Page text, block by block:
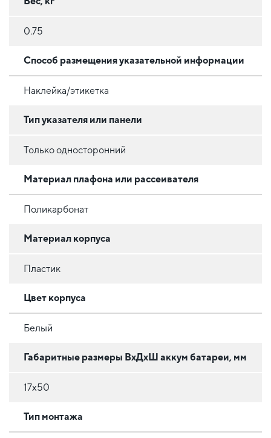
0.75
Способ размещения указательной информации
Наклейка/этикетка
Тип указателя или панели
Только односторонний
Материал плафона или рассеивателя
Поликарбонат
Материал корпуса
Пластик
Цвет корпуса
Белый
Габаритные размеры ВхДхШ аккум батареи, мм
17х50
Тип монтажа